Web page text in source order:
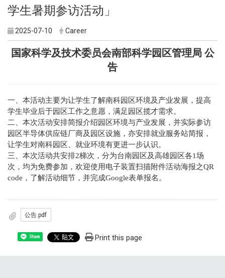
学生暑期参访活动」
2025-07-10 Career
国家科学及技术委员会南部科学园区管理局 公
告
一、本活动主要为让学生了解南科园区环境及产业发展，提高
学生毕业后于园区工作之意愿，满足园区揽才需求。
二、本次活动安排简报介绍园区环境与产业发展，并实际参访
园区半导体供应链厂商及园区设施，亦安排就业服务站简报，
让学生对南科园区、就业环境有更进一步认识。
三、本次活动共安排2梯次，分为台南园区及高雄园区各1场
次，均为免费参加，欢迎使用电子装置扫描附件活动海报之QR
code，了解活动细节，并完成Google表单报名。
公告.pdf
Share Print this page